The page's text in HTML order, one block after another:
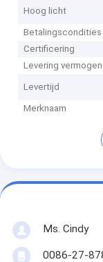
Hoog licht
Betalingscondities
Certificering
Levering vermogen
Levertijd
Merknaam
Ms. Cindy
0086-27-